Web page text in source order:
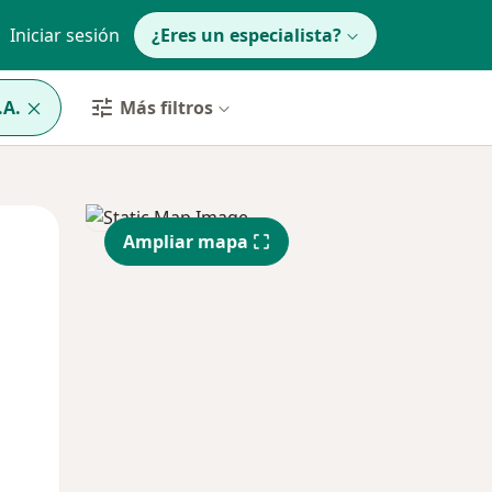
Iniciar sesión ¿Eres un especialista?
Más filtros
Mar
11 Ago
Mié
12 Ago
Ampliar mapa